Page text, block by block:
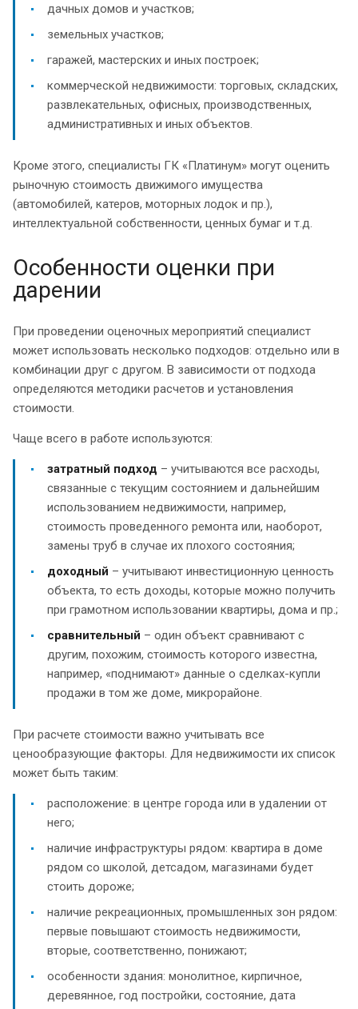
дачных домов и участков;
земельных участков;
гаражей, мастерских и иных построек;
коммерческой недвижимости: торговых, складских,
развлекательных, офисных, производственных,
административных и иных объектов.
Кроме этого, специалисты ГК «Платинум» могут оценить
рыночную стоимость движимого имущества
(автомобилей, катеров, моторных лодок и пр.),
интеллектуальной собственности, ценных бумаг и т.д.
Особенности оценки при
дарении
При проведении оценочных мероприятий специалист
может использовать несколько подходов: отдельно или в
комбинации друг с другом. В зависимости от подхода
определяются методики расчетов и установления
стоимости.
Чаще всего в работе используются:
затратный подход – учитываются все расходы,
связанные с текущим состоянием и дальнейшим
использованием недвижимости, например,
стоимость проведенного ремонта или, наоборот,
замены труб в случае их плохого состояния;
доходный – учитывают инвестиционную ценность
объекта, то есть доходы, которые можно получить
при грамотном использовании квартиры, дома и пр.;
сравнительный – один объект сравнивают с
другим, похожим, стоимость которого известна,
например, «поднимают» данные о сделках-купли
продажи в том же доме, микрорайоне.
При расчете стоимости важно учитывать все
ценообразующие факторы. Для недвижимости их список
может быть таким:
расположение: в центре города или в удалении от
него;
наличие инфраструктуры рядом: квартира в доме
рядом со школой, детсадом, магазинами будет
стоить дороже;
наличие рекреационных, промышленных зон рядом:
первые повышают стоимость недвижимости,
вторые, соответственно, понижают;
особенности здания: монолитное, кирпичное,
деревянное, год постройки, состояние, дата